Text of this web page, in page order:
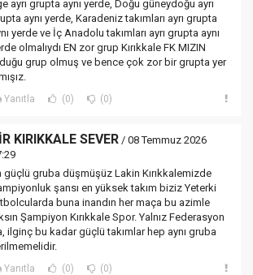
ayrı grupta aynı yerde, Doğu güneydoğu ayrı
aynı yerde, Karadeniz takımları ayrı grupta
yerde ve İç Anadolu takımları ayrı grupta aynı
olmalıydı EN zor grup Kırıkkale FK MIZIN
grup olmuş ve bence çok zor bir grupta yer
Yanıtla (0) (0)
KIRIKKALE SEVER / 08 Temmuz 2026
güçlü gruba düşmüşüz Lakin Kırıkkalemizde
şansı en yüksek takım biziz Yeterki
buna inandın her maça bu azimle
Şampiyon Kırıkkale Spor. Yalnız Federasyon
ilginç bu kadar güçlü takımlar hep aynı gruba
Yanıtla (0) (0)